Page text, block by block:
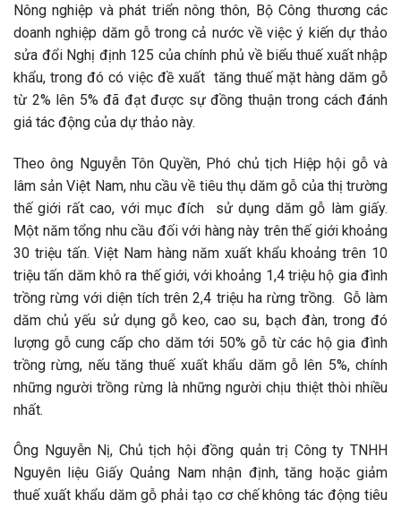
Nông nghiệp và phát triển nông thôn, Bộ Công thương các
doanh nghiệp dăm gỗ trong cả nước về việc ý kiến dự thảo
sửa đổi Nghị định 125 của chính phủ về biểu thuế xuất nhập
khẩu, trong đó có việc đề xuất tăng thuế mặt hàng dăm gỗ
từ 2% lên 5% đã đạt được sự đồng thuận trong cách đánh
giá tác động của dự thảo này.
Theo ông Nguyễn Tôn Quyền, Phó chủ tịch Hiệp hội gỗ và
lâm sản Việt Nam, nhu cầu về tiêu thụ dăm gỗ của thị trường
thế giới rất cao, với mục đích sử dụng dăm gỗ làm giấy.
Một năm tổng nhu cầu đối với hàng này trên thế giới khoảng
30 triệu tấn. Việt Nam hàng năm xuất khẩu khoảng trên 10
triệu tấn dăm khô ra thế giới, với khoảng 1,4 triệu hộ gia đình
trồng rừng với diện tích trên 2,4 triệu ha rừng trồng. Gỗ làm
dăm chủ yếu sử dụng gỗ keo, cao su, bạch đàn, trong đó
lượng gỗ cung cấp cho dăm tới 50% gỗ từ các hộ gia đình
trồng rừng, nếu tăng thuế xuất khẩu dăm gỗ lên 5%, chính
những người trồng rừng là những người chịu thiệt thòi nhiều
nhất.
Ông Nguyễn Nị, Chủ tịch hội đồng quản trị Công ty TNHH
Nguyên liệu Giấy Quảng Nam nhận định, tăng hoặc giảm
thuế xuất khẩu dăm gỗ phải tạo cơ chế không tác động tiêu